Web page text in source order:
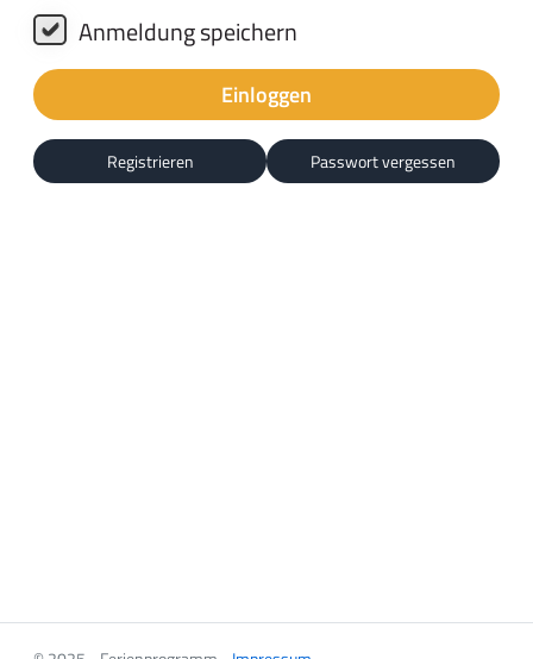
Anmeldung speichern
Einloggen
Registrieren Passwort vergessen